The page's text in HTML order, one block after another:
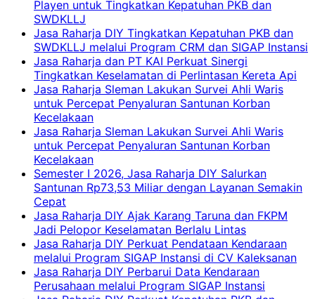
Playen untuk Tingkatkan Kepatuhan PKB dan
SWDKLLJ
Jasa Raharja DIY Tingkatkan Kepatuhan PKB dan
SWDKLLJ melalui Program CRM dan SIGAP Instansi
Jasa Raharja dan PT KAI Perkuat Sinergi
Tingkatkan Keselamatan di Perlintasan Kereta Api
Jasa Raharja Sleman Lakukan Survei Ahli Waris
untuk Percepat Penyaluran Santunan Korban
Kecelakaan
Jasa Raharja Sleman Lakukan Survei Ahli Waris
untuk Percepat Penyaluran Santunan Korban
Kecelakaan
Semester I 2026, Jasa Raharja DIY Salurkan
Santunan Rp73,53 Miliar dengan Layanan Semakin
Cepat
Jasa Raharja DIY Ajak Karang Taruna dan FKPM
Jadi Pelopor Keselamatan Berlalu Lintas
Jasa Raharja DIY Perkuat Pendataan Kendaraan
melalui Program SIGAP Instansi di CV Kaleksanan
Jasa Raharja DIY Perbarui Data Kendaraan
Perusahaan melalui Program SIGAP Instansi